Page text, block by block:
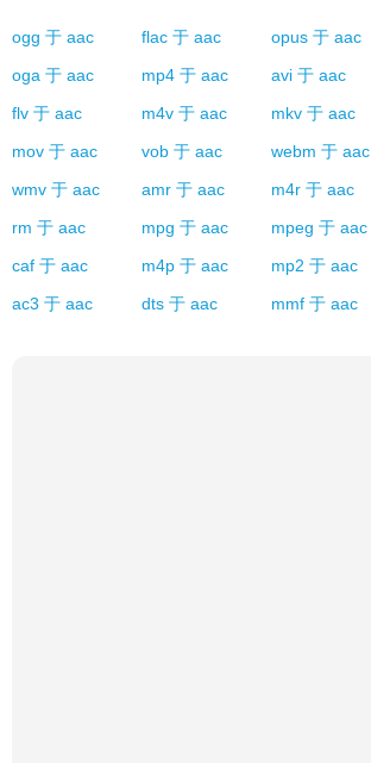
ogg 于 aac flac 于 aac opus 于 aac
oga 于 aac mp4 于 aac avi 于 aac
flv 于 aac m4v 于 aac mkv 于 aac
mov 于 aac vob 于 aac webm 于 aac
wmv 于 aac amr 于 aac m4r 于 aac
rm 于 aac mpg 于 aac mpeg 于 aac
caf 于 aac m4p 于 aac mp2 于 aac
ac3 于 aac dts 于 aac mmf 于 aac